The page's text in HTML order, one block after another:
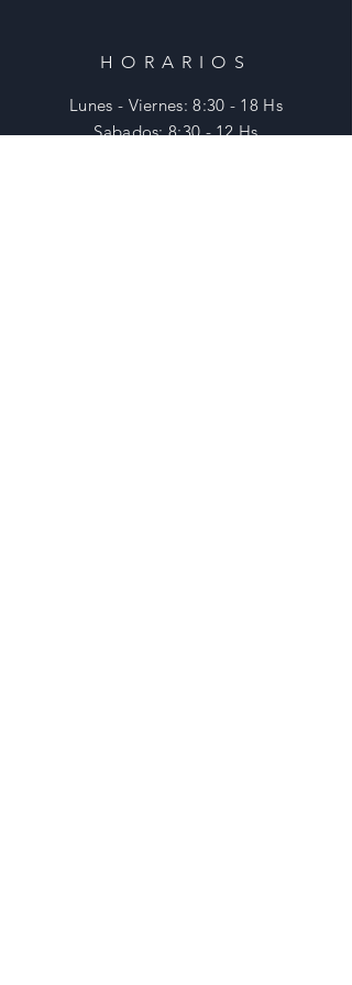
HORARIOS
Lunes - Viernes: 8:30 - 18 Hs
​​Sabados: 8:30 - 12 Hs